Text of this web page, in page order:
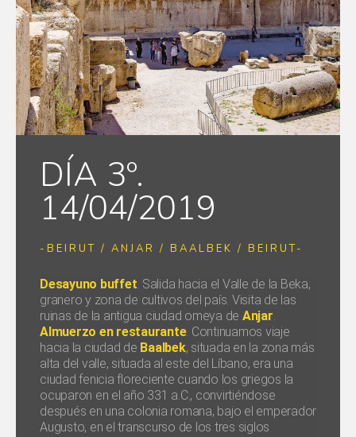
DÍA 3º.
14/04/2019
-BEIRUT / ANJAR / BAALBEK / BEIRUT-
Desayuno buffet. Salida hacia el Valle de la Beka,
granero y zona de cultivos del país. Visita de las
ruinas de la antigua ciudad omeya de Anjar.
Almuerzo en restaurante. Continuamos viaje
hacia la ciudad de Baalbek, situada en la zona más
alta del valle, situada al este del Líbano, era una
ciudad fenicia floreciente cuando los griegos la
ocuparon en el año 331 a.C., convirtiéndose
después en una colonia romana, bajo el emperador
Augusto, en el transcurso de los tres siglos